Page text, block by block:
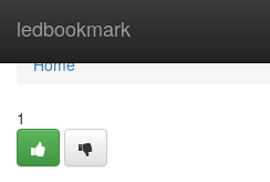
ledbookmark
Home
Home
1